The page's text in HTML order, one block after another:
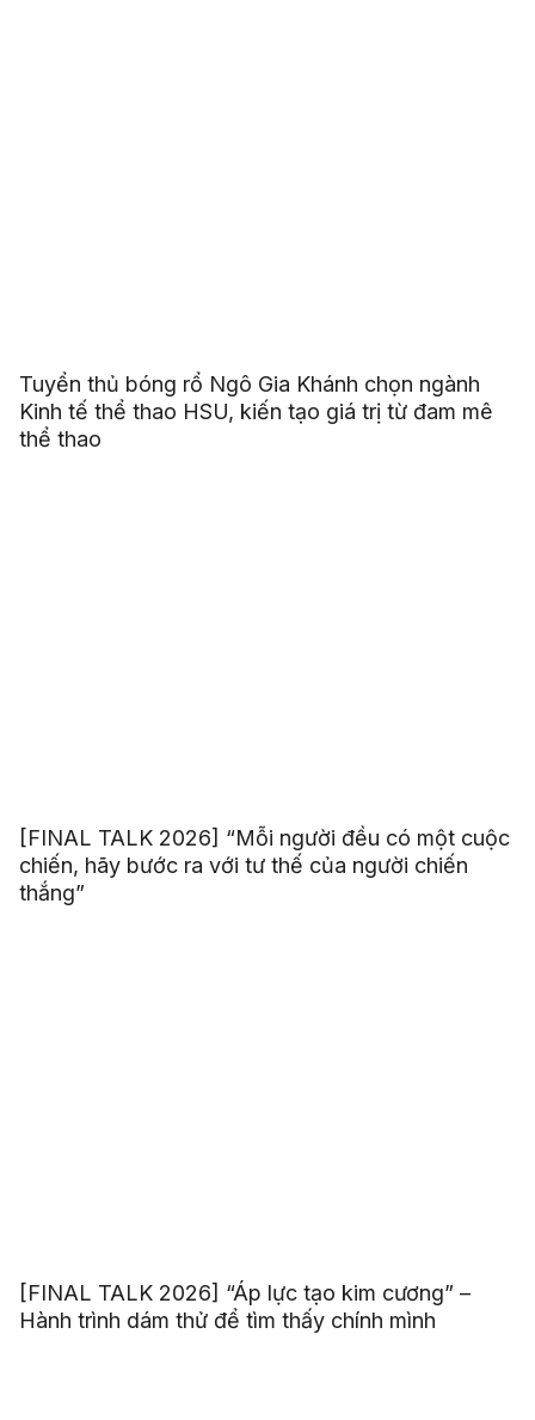
Tuyển thủ bóng rổ Ngô Gia Khánh chọn ngành
Kinh tế thể thao HSU, kiến tạo giá trị từ đam mê
thể thao
[FINAL TALK 2026] “Mỗi người đều có một cuộc
chiến, hãy bước ra với tư thế của người chiến
thắng”
[FINAL TALK 2026] “Áp lực tạo kim cương” –
Hành trình dám thử để tìm thấy chính mình